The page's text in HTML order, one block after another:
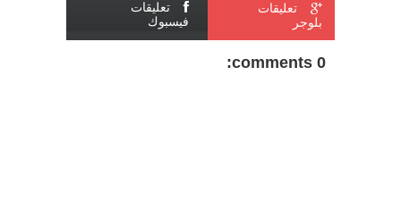
تعليقات
بلوجر
تعليقات
فيسبوك
0 comments: